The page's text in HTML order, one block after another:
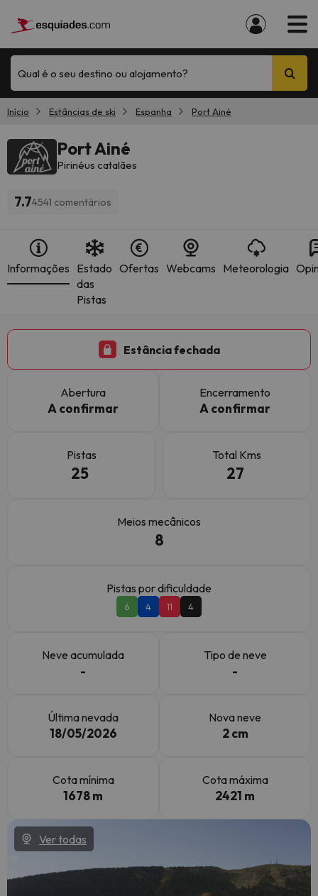
Qual é o seu destino ou alojamento?
Início Estâncias de ski Espanha Port Ainé
Port Ainé
Pirinéus catalães
7.74541 comentários
Informações Estado
das
Pistas
Ofertas Webcams Meteorologia
Estância fechada
Abertura
A confirmar
Encerramento
A confirmar
Pistas
25
Total Kms
27
Meios mecânicos
8
Pistas por dificuldade
6 4 11 4
Neve acumulada
-
Tipo de neve
-
Última nevada
18/05/2026
Nova neve
2 cm
Cota mínima
1678 m
Cota máxima
2421 m
Ver todas